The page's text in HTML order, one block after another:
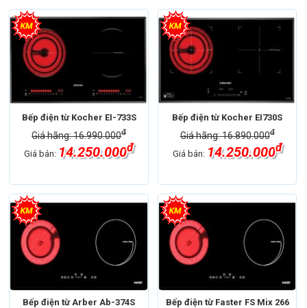
Bếp điện từ Kocher EI-733S
Giá hãng: 16.990.000đ
Giá bán: 14.250.000đ
Bếp điện từ Kocher EI730S
Giá hãng: 16.890.000đ
Giá bán: 14.250.000đ
Bếp điện từ Arber Ab-374S Bếp điện từ Faster FS Mix 266